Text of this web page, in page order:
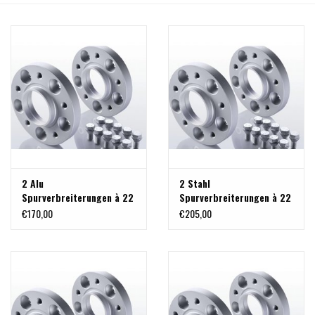
2 Alu
Spurverbreiterungen à 22
mm 5x130 M14x1,5
€170,00
2 Stahl
Spurverbreiterungen à 22
mm 5x130 M14x1,5
€205,00